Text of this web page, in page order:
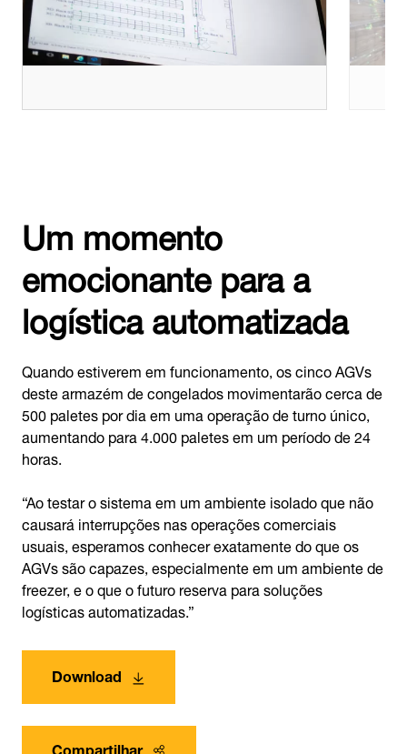
Um momento
emocionante para a
logística automatizada
Quando estiverem em funcionamento, os cinco AGVs
deste armazém de congelados movimentarão cerca de
500 paletes por dia em uma operação de turno único,
aumentando para 4.000 paletes em um período de 24
horas.
“Ao testar o sistema em um ambiente isolado que não
causará interrupções nas operações comerciais
usuais, esperamos conhecer exatamente do que os
AGVs são capazes, especialmente em um ambiente de
freezer, e o que o futuro reserva para soluções
logísticas automatizadas.”
Download
Compartilhar